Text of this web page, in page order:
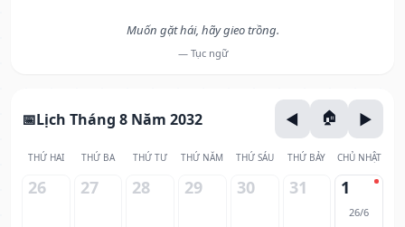
Muốn gặt hái, hãy gieo trồng.
— Tục ngữ
Lịch Tháng 8 Năm 2032
THỨ HAI THỨ BA THỨ TƯ THỨ NĂM THỨ SÁU THỨ BẢY CHỦ NHẬT
26 27 28 29 30 31 1
26/6